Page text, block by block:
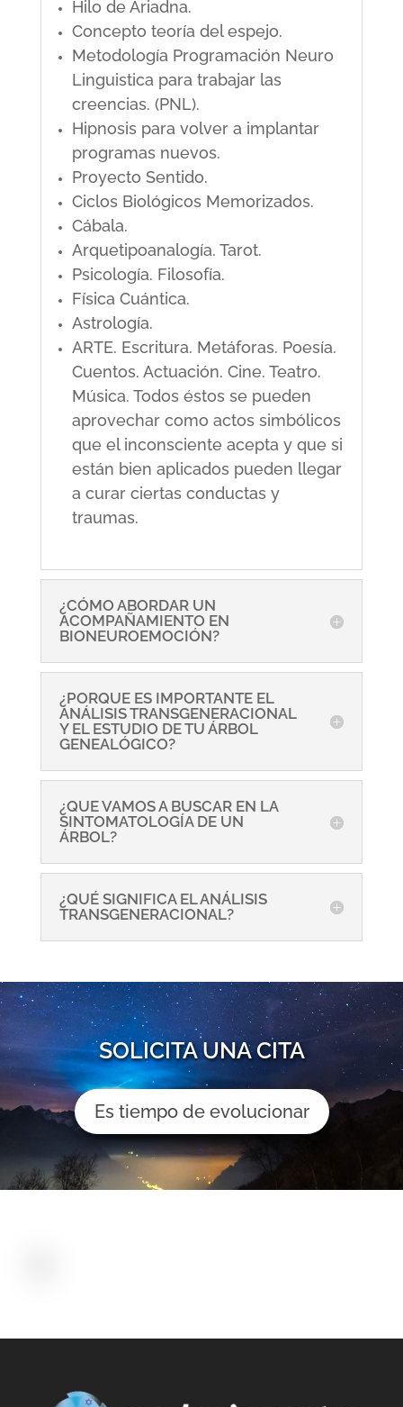
Hilo de Ariadna.
Concepto teoría del espejo.
Metodología Programación Neuro
Linguistica para trabajar las
creencias. (PNL).
Hipnosis para volver a implantar
programas nuevos.
Proyecto Sentido.
Ciclos Biológicos Memorizados.
Cábala.
Arquetipoanalogía. Tarot.
Psicología. Filosofía.
Física Cuántica.
Astrología.
ARTE. Escritura. Metáforas. Poesía.
Cuentos. Actuación. Cine. Teatro.
Música. Todos éstos se pueden
aprovechar como actos simbólicos
que el inconsciente acepta y que si
están bien aplicados pueden llegar
a curar ciertas conductas y
traumas.
¿CÓMO ABORDAR UN
ACOMPAÑAMIENTO EN
BIONEUROEMOCIÓN?
¿PORQUE ES IMPORTANTE EL
ANÁLISIS TRANSGENERACIONAL
Y EL ESTUDIO DE TU ÁRBOL
GENEALÓGICO?
¿QUE VAMOS A BUSCAR EN LA
SINTOMATOLOGÍA DE UN
ÁRBOL?
¿QUÉ SIGNIFICA EL ANÁLISIS
TRANSGENERACIONAL?
SOLICITA UNA CITA
Es tiempo de evolucionar